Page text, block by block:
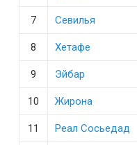
7 Севилья
8 Хетафе
9 Эйбар
10 Жирона
11 Реал Сосьедад